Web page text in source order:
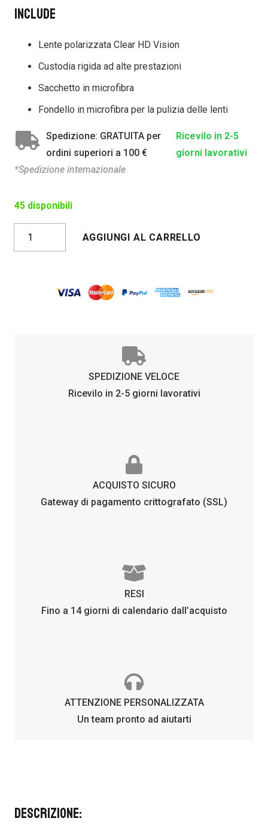
Include
Lente polarizzata Clear HD Vision
Custodia rigida ad alte prestazioni
Sacchetto in microfibra
Fondello in microfibra per la pulizia delle lenti
Spedizione: GRATUITA per
ordini superiori a 100 €
Ricevilo in 2-5
giorni lavorativi
*Spedizione internazionale
45 disponibili
TAROKO
BIANCO
AGGIUNGI AL CARRELLO
SPEDIZIONE VELOCE
Ricevilo in 2-5 giorni lavorativi
ACQUISTO SICURO
Gateway di pagamento crittografato (SSL)
RESI
Fino a 14 giorni di calendario dall’acquisto
ATTENZIONE PERSONALIZZATA
Un team pronto ad aiutarti
Descrizione: